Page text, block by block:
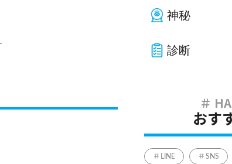
神秘
診断
おす
LINE SNS